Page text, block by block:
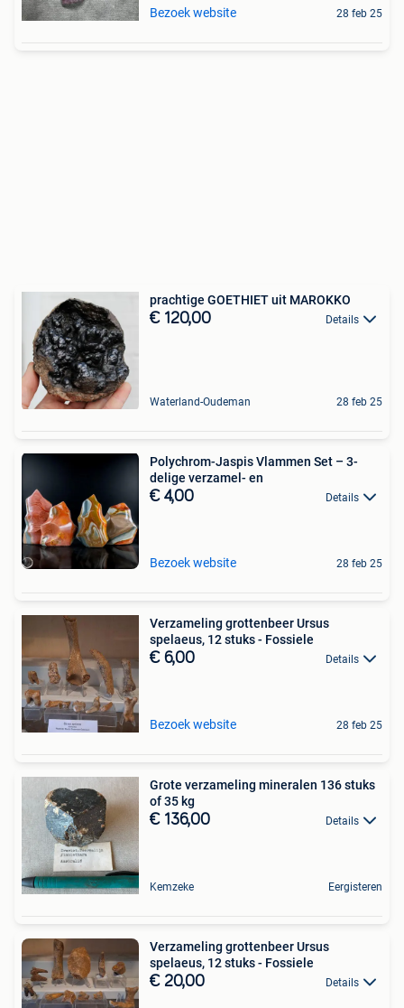
Bezoek website 28 feb 25
prachtige GOETHIET uit MAROKKO
€ 120,00 Details
Waterland-Oudeman 28 feb 25
Polychrom-Jaspis Vlammen Set – 3-
delige verzamel- en
€ 4,00 Details
Bezoek website 28 feb 25
Verzameling grottenbeer Ursus
spelaeus, 12 stuks - Fossiele
€ 6,00 Details
Bezoek website 28 feb 25
Grote verzameling mineralen 136 stuks
of 35 kg
€ 136,00 Details
Kemzeke Eergisteren
Verzameling grottenbeer Ursus
spelaeus, 12 stuks - Fossiele
€ 20,00 Details